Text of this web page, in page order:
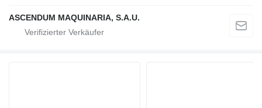
ASCENDUM MAQUINARIA, S.A.U.